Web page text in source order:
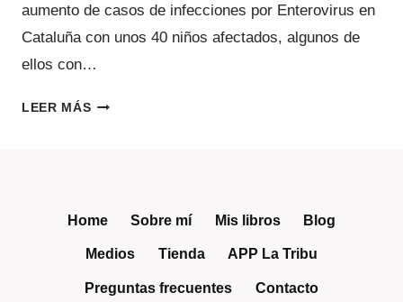
aumento de casos de infecciones por Enterovirus en
Cataluña con unos 40 niños afectados, algunos de
ellos con…
LEER MÁSALARMA
POR
Home Sobre mí Mis libros Blog
Medios Tienda APP La Tribu
Preguntas frecuentes Contacto